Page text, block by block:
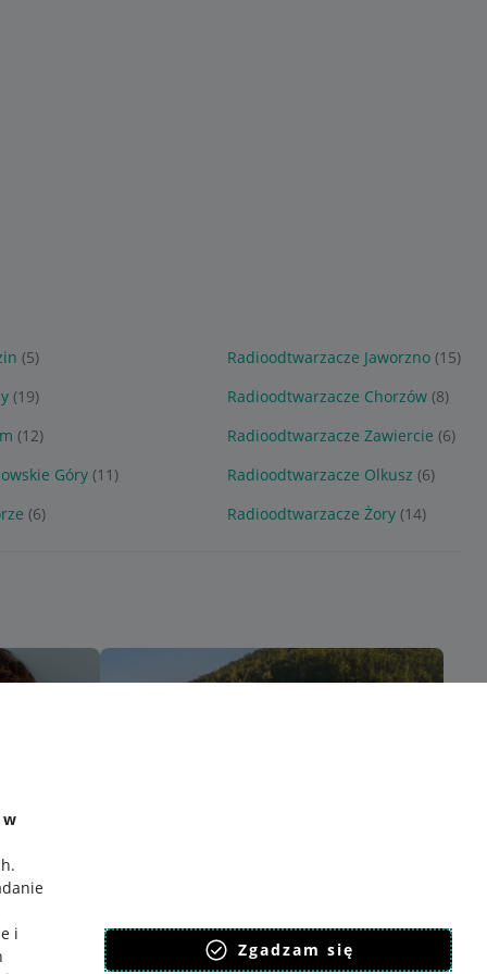
w
.
i
Zgadzam się
(5) Radioodtwarzacze Jaworzno (15)
(19) Radioodtwarzacze Chorzów (8)
(12) Radioodtwarzacze Zawiercie (6)
Góry (11) Radioodtwarzacze Olkusz (6)
(6) Radioodtwarzacze Żory (14)